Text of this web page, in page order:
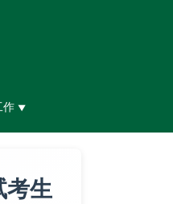
作 ▼
考生